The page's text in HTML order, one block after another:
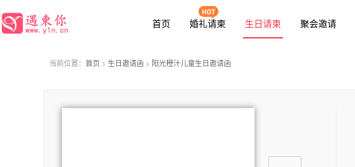
首页 婚礼请柬 生日请柬 聚会邀请
当前位置： 首页 > 生日邀请函 > 阳光橙汁儿童生日邀请函